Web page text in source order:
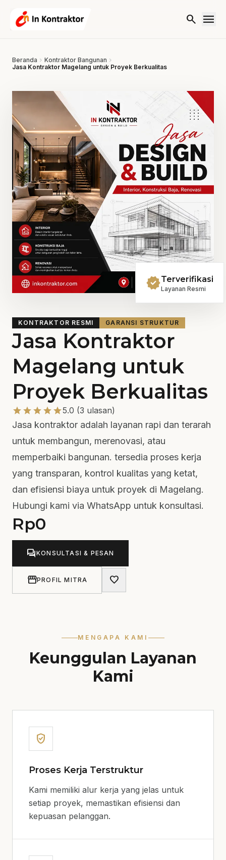
search menu
Beranda chevron_right Kontraktor Bangunan chevron_right
Jasa Kontraktor Magelang untuk Proyek Berkualitas
verifiedTerverifikasi
Layanan Resmi
KONTRAKTOR RESMI GARANSI STRUKTUR
Jasa Kontraktor
Magelang untuk
Proyek Berkualitas
starstarstarstarstar5.0 (3 ulasan)
Jasa kontraktor adalah layanan rapi dan terarah
untuk membangun, merenovasi, atau
memperbaiki bangunan. tersedia proses kerja
yang transparan, kontrol kualitas yang ketat,
dan efisiensi biaya untuk proyek di Magelang.
Hubungi kami via WhatsApp untuk konsultasi.
Rp0
forumKONSULTASI & PESAN
storefrontPROFIL MITRA favorite
MENGAPA KAMI
Keunggulan Layanan
Kami
verified_user
Proses Kerja Terstruktur
Kami memiliki alur kerja yang jelas untuk
setiap proyek, memastikan efisiensi dan
kepuasan pelanggan.